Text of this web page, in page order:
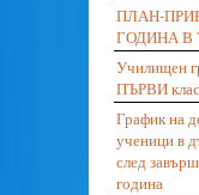
ПЛАН-
ГОДИНА В
Училищен
ПЪРВИ клас
График на
ученици в
след
година